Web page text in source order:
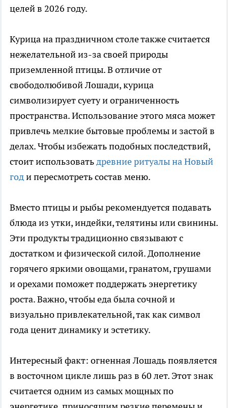
целей в 2026 году.
Курица на праздничном столе также считается
нежелательной из-за своей природы
приземленной птицы. В отличие от
свободолюбивой Лошади, курица
символизирует суету и ограниченность
пространства. Использование этого мяса может
привлечь мелкие бытовые проблемы и застой в
делах. Чтобы избежать подобных последствий,
стоит использоватьдревние ритуалы на Новый
годи пересмотреть состав меню.
Вместо птицы и рыбы рекомендуется подавать
блюда из утки, индейки, телятины или свинины.
Эти продукты традиционно связывают с
достатком и физической силой. Дополнение
горячего яркими овощами, гранатом, грушами
и орехами поможет поддержать энергетику
роста. Важно, чтобы еда была сочной и
визуально привлекательной, так как символ
года ценит динамику и эстетику.
Интересный факт: огненная Лошадь появляется
в восточном цикле лишь раз в 60 лет. Этот знак
считается одним из самых мощных по